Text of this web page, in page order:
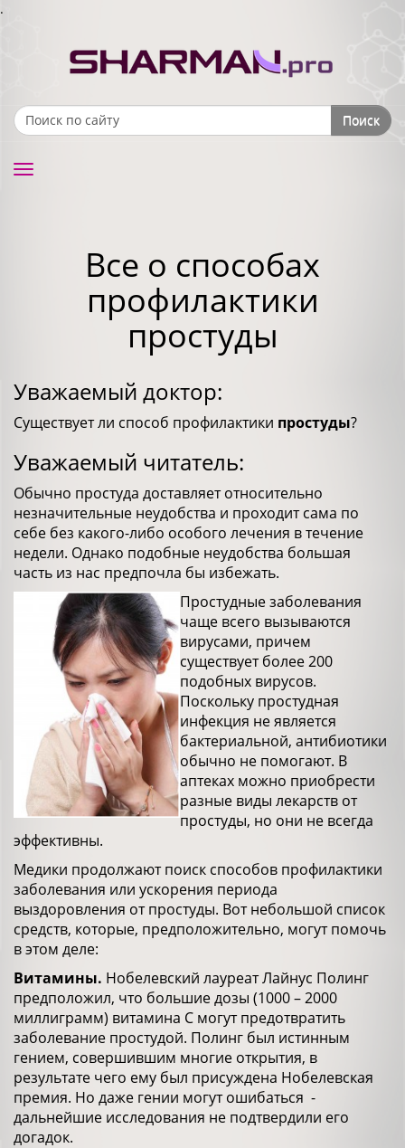
.
Search form Поиск
Toggle
Все о способах
профилактики
простуды
Уважаемый доктор:
Существует ли способ профилактики простуды?
Уважаемый читатель:
Обычно простуда доставляет относительно
незначительные неудобства и проходит сама по
себе без какого-либо особого лечения в течение
недели. Однако подобные неудобства большая
часть из нас предпочла бы избежать.
Простудные заболевания
чаще всего вызываются
вирусами, причем
существует более 200
подобных вирусов.
Поскольку простудная
инфекция не является
бактериальной, антибиотики
обычно не помогают. В
аптеках можно приобрести
разные виды лекарств от
простуды, но они не всегда
эффективны.
Медики продолжают поиск способов профилактики
заболевания или ускорения периода
выздоровления от простуды. Вот небольшой список
средств, которые, предположительно, могут помочь
в этом деле:
Витамины. Нобелевский лауреат Лайнус Полинг
предположил, что большие дозы (1000 – 2000
миллиграмм) витамина С могут предотвратить
заболевание простудой. Полинг был истинным
гением, совершившим многие открытия, в
результате чего ему был присуждена Нобелевская
премия. Но даже гении могут ошибаться -
дальнейшие исследования не подтвердили его
догадок.